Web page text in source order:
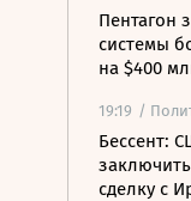
Пентагон
системы
на $400
19:19 /
Бессент:
сделку с